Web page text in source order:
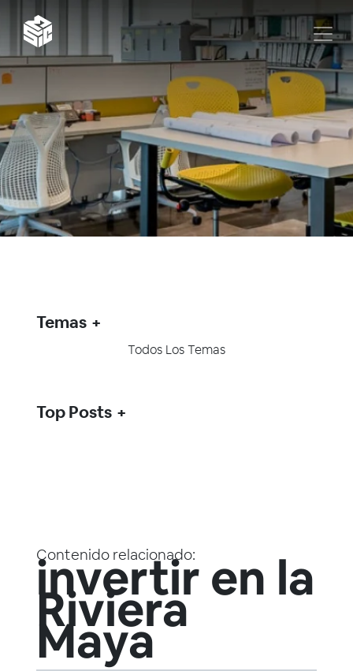
Contenido relacionado:
invertir en la
Riviera
Maya
Temas
Todos Los Temas
Top Posts